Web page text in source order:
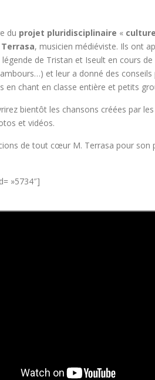
du projet pluridisciplinaire «
, musicien médiéviste. Ils ont
de Tristan et Iseult en cours
et leur a donné des
en chant en classe entière et petits
bientôt les chansons créées par
et vidéos.
de tout cœur M. Terrasa pour son
»5734″]